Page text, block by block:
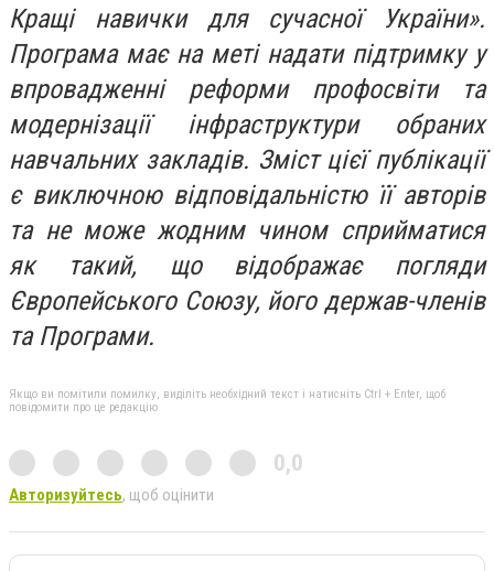
Кращі навички для сучасної України».
Програма має на меті надати підтримку у
впровадженні реформи профосвіти та
модернізації інфраструктури обраних
навчальних закладів. Зміст цієї публікації
є виключною відповідальністю її авторів
та не може жодним чином сприйматися
як такий, що відображає погляди
Європейського Союзу, його держав-членів
та Програми.
Якщо ви помітили помилку, виділіть необхідний текст і натисніть Ctrl + Enter, щоб
повідомити про це редакцію
0,0
Авторизуйтесь, щоб оцінити